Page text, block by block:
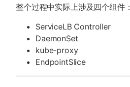
整个过程中实际上涉及四个组件：
ServiceLB Controller
DaemonSet
kube-proxy
EndpointSlice